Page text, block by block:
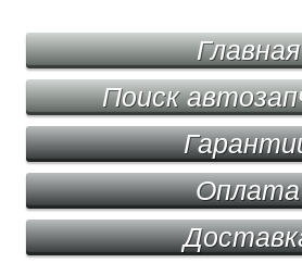
Главная
Поиск
Оплата